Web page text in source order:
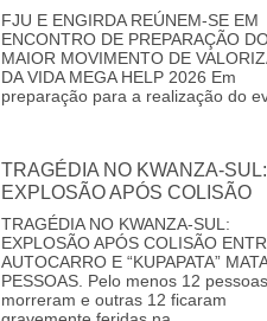
FJU E ENGIRDA REÚNEM-SE EM
ENCONTRO DE PREPARAÇÃO
MAIOR MOVIMENTO DE
DA VIDA MEGA HELP 2026 Em
preparação para a realização do
TRAGÉDIA NO KWANZA-SUL:
EXPLOSÃO APÓS COLISÃO
TRAGÉDIA NO KWANZA-SUL:
EXPLOSÃO APÓS COLISÃO
AUTOCARRO E “KUPAPATA”
PESSOAS. Pelo menos 12 pessoas
morreram e outras 12 ficaram